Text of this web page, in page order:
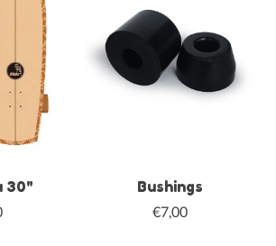
30" Bushings
€7,00